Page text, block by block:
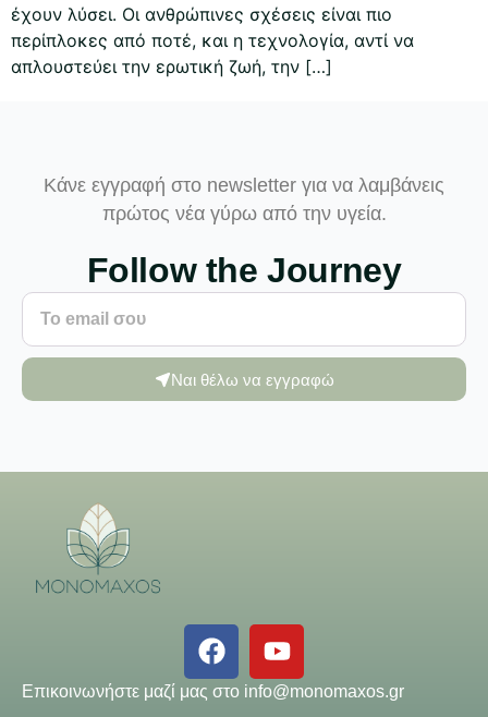
έχουν λύσει. Οι ανθρώπινες σχέσεις είναι πιο
περίπλοκες από ποτέ, και η τεχνολογία, αντί να
απλουστεύει την ερωτική ζωή, την […]
Κάνε εγγραφή στο newsletter για να λαμβάνεις
πρώτος νέα γύρω από την υγεία.
Follow the Journey
Ναι θέλω να εγγραφώ
Επικοινωνήστε μαζί μας στο info@monomaxos.gr